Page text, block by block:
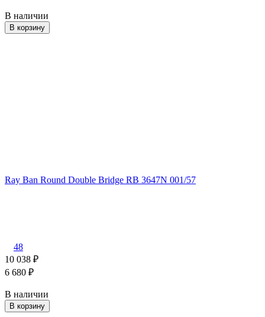
В наличии
В корзину
Ray Ban Round Double Bridge RB 3647N 001/57
48
10 038 ₽
6 680 ₽
В наличии
В корзину